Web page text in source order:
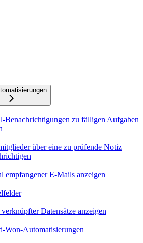
Benachrichtigungen zu fälligen Aufgaben
über eine zu prüfende Notiz
empfangener E-Mails anzeigen
Datensätze anzeigen
Won-Automatisierungen